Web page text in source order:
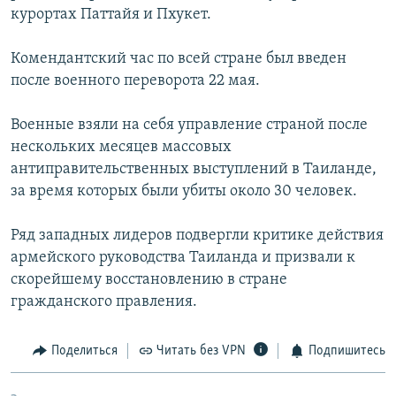
РАСПИСАНИЕ ВЕЩАНИЯ
ПОДПИШИТЕСЬ НА РАССЫЛКУ
курортах Паттайя и Пхукет.
Комендантский час по всей стране был введен
после военного переворота 22 мая.
Военные взяли на себя управление страной после
нескольких месяцев массовых
антиправительственных выступлений в Таиланде,
за время которых были убиты около 30 человек.
Ряд западных лидеров подвергли критике действия
армейского руководства Таиланда и призвали к
скорейшему восстановлению в стране
гражданского правления.
Поделиться Читать без VPN Подпишитесь